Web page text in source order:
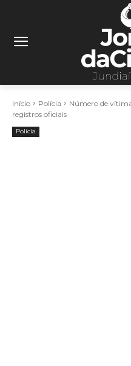
Início Polícia
Número de
registros oficiais
Polícia